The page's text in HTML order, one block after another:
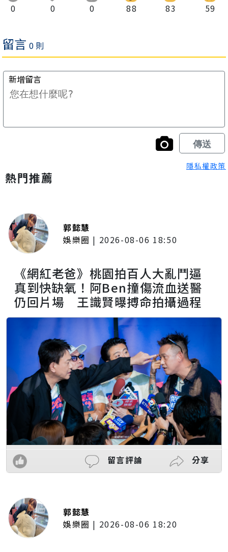
0 0 0 88 83 59
隱私權政策
熱門推薦
郭懿慧
娛樂圈 | 2026-08-06 18:50
《網紅老爸》桃園拍百人大亂鬥逼
真到快缺氧！阿Ben撞傷流血送醫
仍回片場 王識賢曝搏命拍攝過程
留言評論 分享
郭懿慧
娛樂圈 | 2026-08-06 18:20